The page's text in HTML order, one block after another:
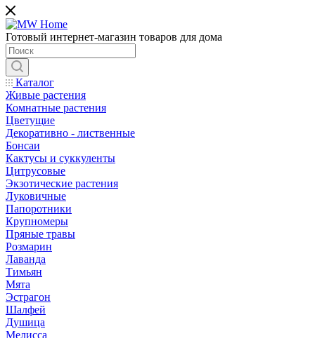
Готовый интернет-магазин товаров для дома
Каталог
Живые растения
Комнатные растения
Цветущие
Декоративно - лиственные
Бонсаи
Кактусы и суккуленты
Цитрусовые
Экзотические растения
Луковичные
Папоротники
Крупномеры
Пряные травы
Розмарин
Лаванда
Тимьян
Мята
Эстрагон
Шалфей
Душица
Мелисса